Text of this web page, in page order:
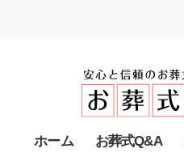
ホーム お葬式Q&A